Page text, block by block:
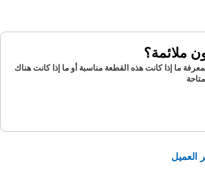
ما إذا كانت هذه القطعة مناسبة أو ما إذا كانت هناك